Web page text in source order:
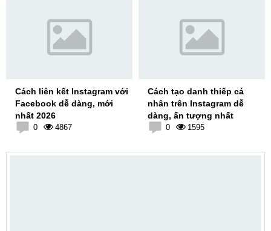
Cách liên kết Instagram với
Facebook dễ dàng, mới
nhất 2026
0 4867
Cách tạo danh thiếp cá
nhân trên Instagram dễ
dàng, ấn tượng nhất
0 1595